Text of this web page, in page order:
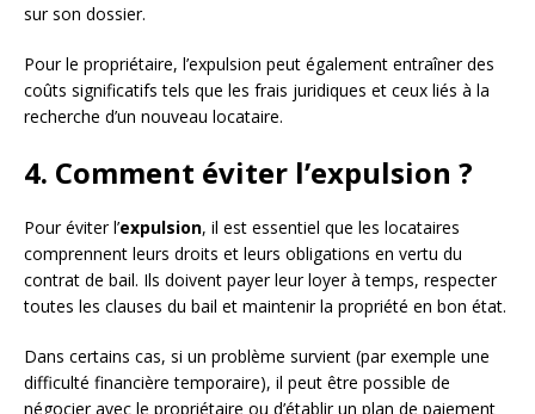
sur son dossier.
Pour le propriétaire, l’expulsion peut également entraîner des
coûts significatifs tels que les frais juridiques et ceux liés à la
recherche d’un nouveau locataire.
4. Comment éviter l’expulsion ?
Pour éviter l’expulsion, il est essentiel que les locataires
comprennent leurs droits et leurs obligations en vertu du
contrat de bail. Ils doivent payer leur loyer à temps, respecter
toutes les clauses du bail et maintenir la propriété en bon état.
Dans certains cas, si un problème survient (par exemple une
difficulté financière temporaire), il peut être possible de
négocier avec le propriétaire ou d’établir un plan de paiement